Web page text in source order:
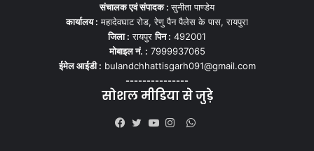
संचालक एवं संपादक :सुनीता पाण्डेय
कार्यालय : महादेवघाट रोड, रेणु पैन पैलेस के पास, रायपुरा
जिला : रायपुरपिन : 492001
मोबाइल नं. : 7999937065
ईमेल आईडी : bulandchhattisgarh091@gmail.com
---------------
सोशल मीडिया से जुड़े
WhatsApp